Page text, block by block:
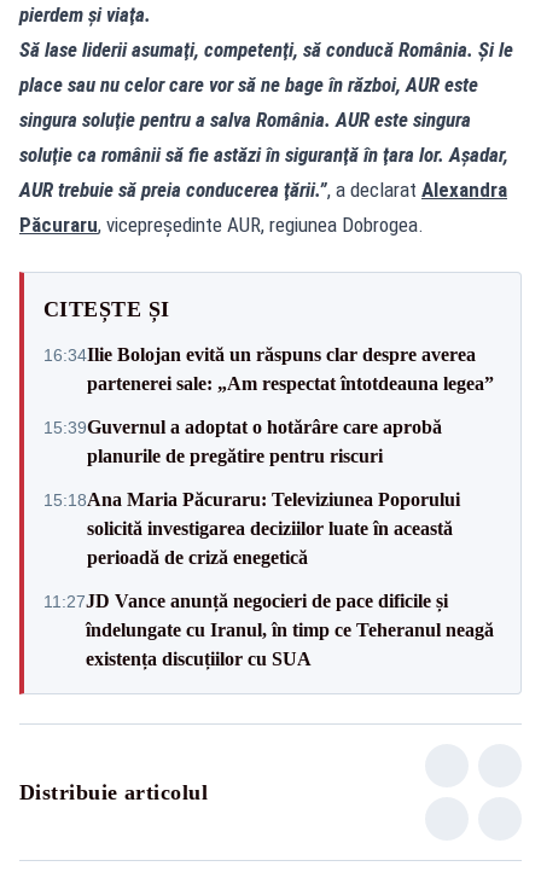
pierdem şi viaţa.
Să lase liderii asumaţi, competenţi, să conducă România. Şi le
place sau nu celor care vor să ne bage în război, AUR este
singura soluţie pentru a salva România. AUR este singura
soluţie ca românii să fie astăzi în siguranţă în ţara lor. Aşadar,
AUR trebuie să preia conducerea ţării.”, a declarat Alexandra
Păcuraru, vicepreședinte AUR, regiunea Dobrogea.
CITEȘTE ȘI
16:34Ilie Bolojan evită un răspuns clar despre averea
partenerei sale: „Am respectat întotdeauna legea”
15:39Guvernul a adoptat o hotărâre care aprobă
planurile de pregătire pentru riscuri
15:18Ana Maria Păcuraru: Televiziunea Poporului
solicită investigarea deciziilor luate în această
perioadă de criză enegetică
11:27JD Vance anunță negocieri de pace dificile și
îndelungate cu Iranul, în timp ce Teheranul neagă
existența discuțiilor cu SUA
Distribuie articolul